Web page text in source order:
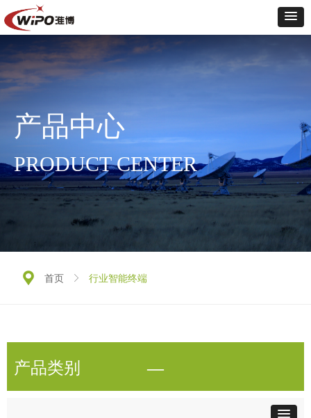
끇 首页 ꁕ 行业智能终端
产品类别—
产品中心
PRODUCT CENTER